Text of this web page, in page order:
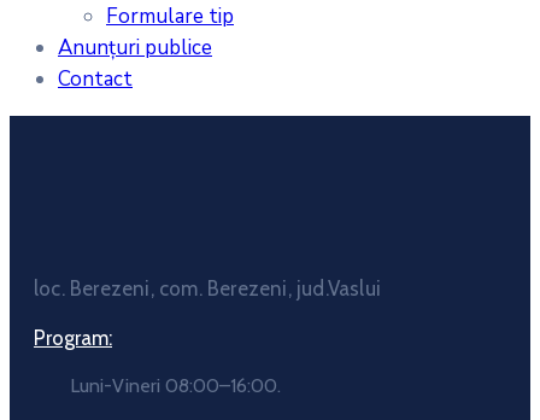
Formulare tip
Anunțuri publice
Contact
loc. Berezeni, com. Berezeni, jud.Vaslui
Program:
Luni-Vineri 08:00–16:00.